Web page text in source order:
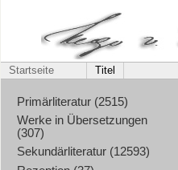
Startseite Titel
Primärliteratur (2515)
Werke in Übersetzungen
(307)
Sekundärliteratur (12593)